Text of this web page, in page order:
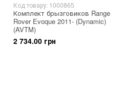
Код товару: 1000865
Комплект брызговиков Range
Rover Evoque 2011- (Dynamic)
(AVTM)
2 734.00 грн